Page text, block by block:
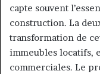
capte souvent
construction. La
transformation de
immeubles locatifs,
commerciales. Le